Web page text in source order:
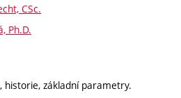
CSc.
Ph.D.
historie, základní parametry.